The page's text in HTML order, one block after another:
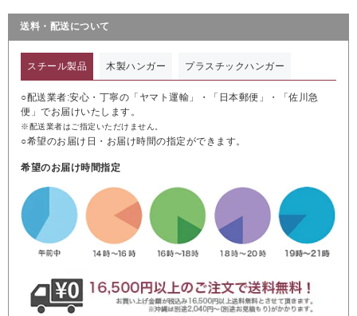
送料・配送について
スチール製品 木製ハンガー プラスチックハンガー
○配送業者:安心・丁寧の「ヤマト運輸」・「日本郵便」・「佐川急
便」でお届けいたします。
※配送業者はご指定いただけません。
○希望のお届け日・お届け時間の指定ができます。
希望のお届け時間指定